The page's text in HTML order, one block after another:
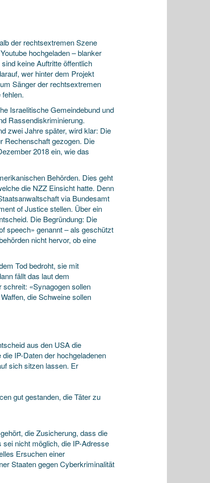
der rechtsextremen Szene
hochgeladen – blanker
keine Auftritte öffentlich
wer hinter dem Projekt
Sänger der rechtsextremen
Israelitische Gemeindebund und
Rassendiskriminierung.
zwei Jahre später, wird klar: Die
Rechenschaft gezogen. Die
2018 ein, wie das
Behörden. Dies geht
die NZZ Einsicht hatte. Denn
via Bundesamt
of Justice stellen. Über ein
Die Begründung: Die
speech» genannt – als geschützt
nicht hervor, ob eine
Tod bedroht, sie mit
fällt das laut dem
«Synagogen sollen
die Schweine sollen
aus den USA die
IP-Daten der hochgeladenen
sich sitzen lassen. Er
gut gestanden, die Täter zu
die Zusicherung, dass die
nicht möglich, die IP-Adresse
Ersuchen einer
Staaten gegen Cyberkriminalität